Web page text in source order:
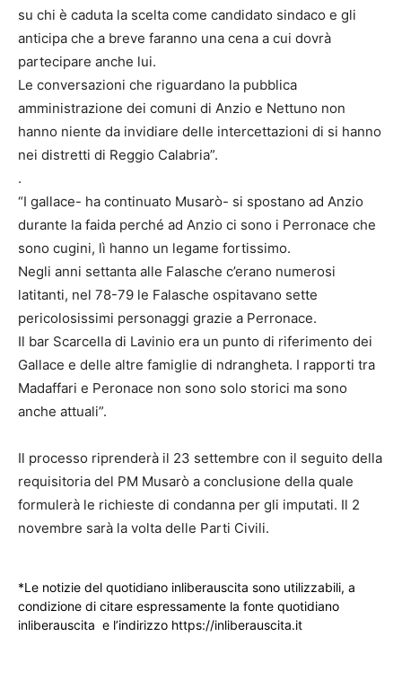
su chi è caduta la scelta come candidato sindaco e gli
anticipa che a breve faranno una cena a cui dovrà
partecipare anche lui.
Le conversazioni che riguardano la pubblica
amministrazione dei comuni di Anzio e Nettuno non
hanno niente da invidiare delle intercettazioni di si hanno
nei distretti di Reggio Calabria”.
.
“I gallace- ha continuato Musarò- si spostano ad Anzio
durante la faida perché ad Anzio ci sono i Perronace che
sono cugini, lì hanno un legame fortissimo.
Negli anni settanta alle Falasche c’erano numerosi
latitanti, nel 78-79 le Falasche ospitavano sette
pericolosissimi personaggi grazie a Perronace.
Il bar Scarcella di Lavinio era un punto di riferimento dei
Gallace e delle altre famiglie di ndrangheta. I rapporti tra
Madaffari e Peronace non sono solo storici ma sono
anche attuali”.
Il processo riprenderà il 23 settembre con il seguito della
requisitoria del PM Musarò a conclusione della quale
formulerà le richieste di condanna per gli imputati. Il 2
novembre sarà la volta delle Parti Civili.
*Le notizie del quotidiano inliberauscita sono utilizzabili, a
condizione di citare espressamente la fonte quotidiano
inliberauscita e l’indirizzo https://inliberauscita.it